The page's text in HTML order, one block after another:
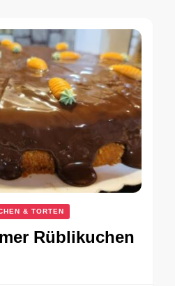
& TORTEN
Rüblikuchen